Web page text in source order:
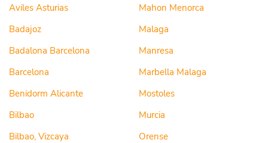
Aviles Asturias
Badajoz
Badalona Barcelona
Barcelona
Benidorm Alicante
Bilbao
Bilbao, Vizcaya
Mahon Menorca
Malaga
Manresa
Marbella Malaga
Mostoles
Murcia
Orense